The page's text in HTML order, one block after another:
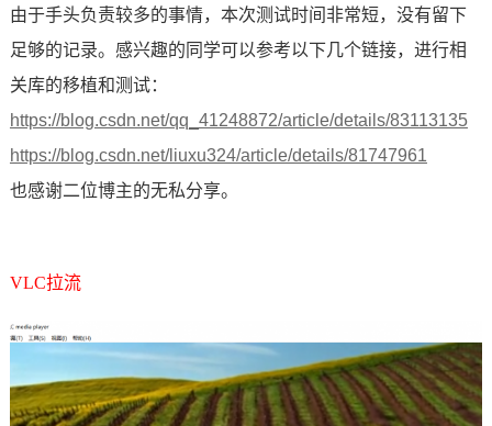
由于手头负责较多的事情，本次测试时间非常短，没有留下
足够的记录。感兴趣的同学可以参考以下几个链接，进行相
关库的移植和测试：
https://blog.csdn.net/qq_41248872/article/details/83113135
https://blog.csdn.net/liuxu324/article/details/81747961
也感谢二位博主的无私分享。
VLC拉流